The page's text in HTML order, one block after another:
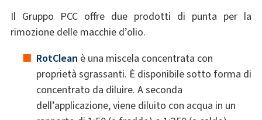
Il Gruppo PCC offre due prodotti di punta per la
rimozione delle macchie d’olio.
RotClean è una miscela concentrata con
proprietà sgrassanti. È disponibile sotto forma di
concentrato da diluire. A seconda
dell’applicazione, viene diluito con acqua in un